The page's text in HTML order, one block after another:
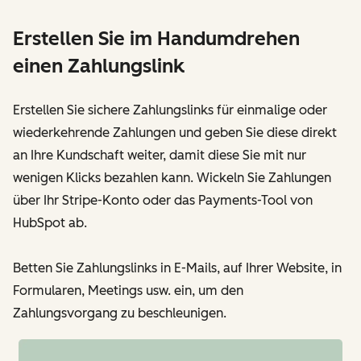
Erstellen Sie im Handumdrehen
einen Zahlungslink
Erstellen Sie sichere Zahlungslinks für einmalige oder
wiederkehrende Zahlungen und geben Sie diese direkt
an Ihre Kundschaft weiter, damit diese Sie mit nur
wenigen Klicks bezahlen kann. Wickeln Sie Zahlungen
über Ihr Stripe-Konto oder das Payments-Tool von
HubSpot ab.
Betten Sie Zahlungslinks in E-Mails, auf Ihrer Website, in
Formularen, Meetings usw. ein, um den
Zahlungsvorgang zu beschleunigen.